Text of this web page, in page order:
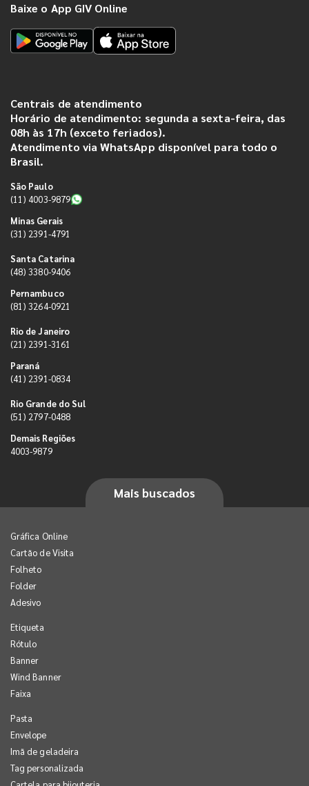
Baixe o App GIV Online
Centrais de atendimento
Horário de atendimento: segunda a sexta-feira, das
08h às 17h (exceto feriados).
Atendimento via WhatsApp disponível para todo o
Brasil.
São Paulo
(11) 4003-9879
Minas Gerais
(31) 2391-4791
Santa Catarina
(48) 3380-9406
Pernambuco
(81) 3264-0921
Rio de Janeiro
(21) 2391-3161
Paraná
(41) 2391-0834
Rio Grande do Sul
(51) 2797-0488
Demais Regiões
4003-9879
Mais buscados
Gráfica Online
Cartão de Visita
Folheto
Folder
Adesivo
Etiqueta
Rótulo
Banner
Wind Banner
Faixa
Pasta
Envelope
Imã de geladeira
Tag personalizada